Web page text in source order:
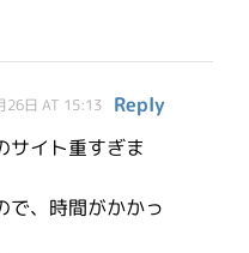
26日 AT 15:13
Reply
サイト重すぎま
で、時間がかかっ